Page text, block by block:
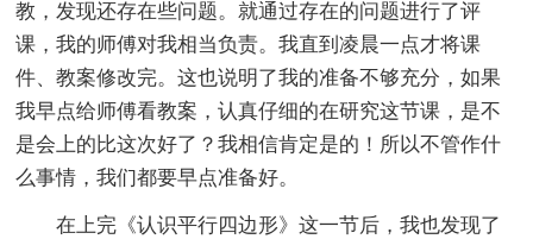
教，发现还存在些问题。就通过存在的问题进行了评
课，我的师傅对我相当负责。我直到凌晨一点才将课
件、教案修改完。这也说明了我的准备不够充分，如果
我早点给师傅看教案，认真仔细的在研究这节课，是不
是会上的比这次好了？我相信肯定是的！所以不管作什
么事情，我们都要早点准备好。
在上完《认识平行四边形》这一节后，我也发现了